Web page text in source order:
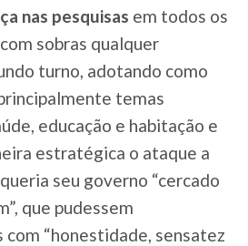
nas pesquisas em todos os
sobras qualquer
turno, adotando como
temas
educação e habitação e
estratégica o ataque a
seu governo “cercado
que pudessem
com “honestidade, sensatez